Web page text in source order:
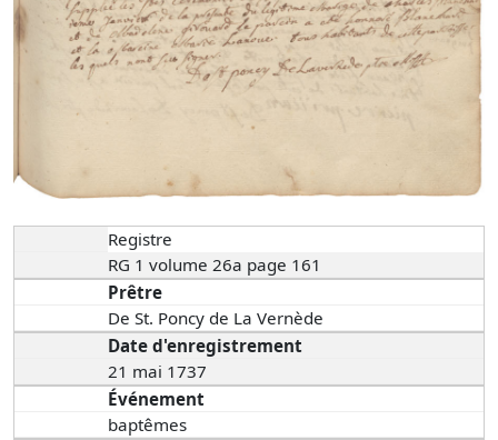
Registre
RG 1 volume 26a page 161
Prêtre
De St. Poncy de La Vernède
Date d'enregistrement
21 mai 1737
Événement
baptêmes